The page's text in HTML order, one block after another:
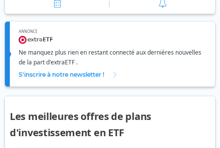
ANNONCE
Ne manquez plus rien en restant connecté aux dernières nouvelles
de la part d'extraETF .
S'inscrire à notre newsletter !
Les meilleures offres de plans
d'investissement en ETF